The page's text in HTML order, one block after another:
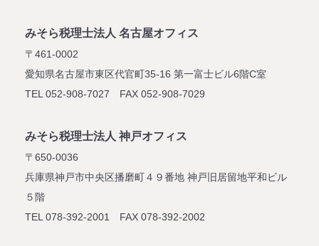
みそら税理士法人 名古屋オフィス
〒461-0002
愛知県名古屋市東区代官町35-16 第一富士ビル6階C室
TEL 052-908-7027 FAX 052-908-7029
みそら税理士法人 神戸オフィス
〒650-0036
兵庫県神戸市中央区播磨町４９番地 神戸旧居留地平和ビル
５階
TEL 078-392-2001 FAX 078-392-2002